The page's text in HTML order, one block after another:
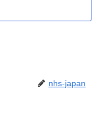
nhs-japan